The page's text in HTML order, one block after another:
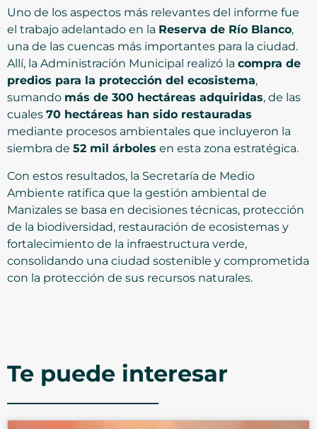
Uno de los aspectos más relevantes del informe fue
el trabajo adelantado en la Reserva de Río Blanco,
una de las cuencas más importantes para la ciudad.
Allí, la Administración Municipal realizó la compra de
predios para la protección del ecosistema,
sumando más de 300 hectáreas adquiridas, de las
cuales 70 hectáreas han sido restauradas
mediante procesos ambientales que incluyeron la
siembra de 52 mil árboles en esta zona estratégica.
Con estos resultados, la Secretaría de Medio
Ambiente ratifica que la gestión ambiental de
Manizales se basa en decisiones técnicas, protección
de la biodiversidad, restauración de ecosistemas y
fortalecimiento de la infraestructura verde,
consolidando una ciudad sostenible y comprometida
con la protección de sus recursos naturales.
Te puede interesar